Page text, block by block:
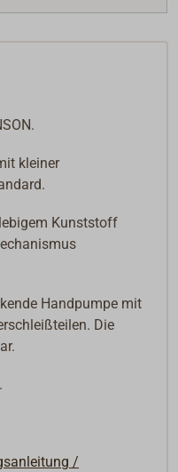
kleiner
Kunststoff
Handpumpe mit
Die
/